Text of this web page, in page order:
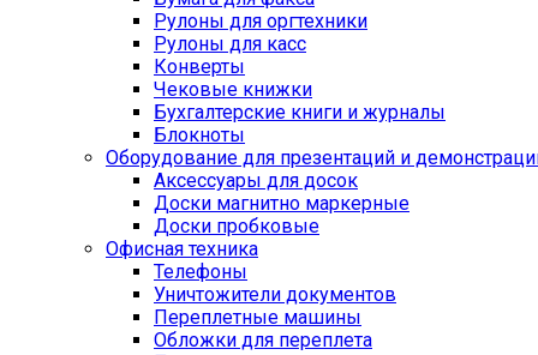
Рулоны для оргтехники
Рулоны для касс
Конверты
Чековые книжки
Бухгалтерские книги и журналы
Блокноты
Оборудование для презентаций и
Аксессуары для досок
Доски магнитно маркерные
Доски пробковые
Офисная техника
Телефоны
Уничтожители документов
Переплетные машины
Обложки для переплета